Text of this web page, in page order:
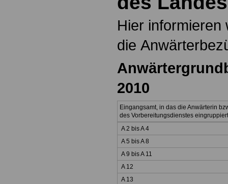
Hier informieren
die
2010
Eingangsamt, in das die Anwärterin
des Vorbereitungsdienstes
A 2 bis A 4
A 5 bis A 8
A 9 bis A 11
A 12
A 13